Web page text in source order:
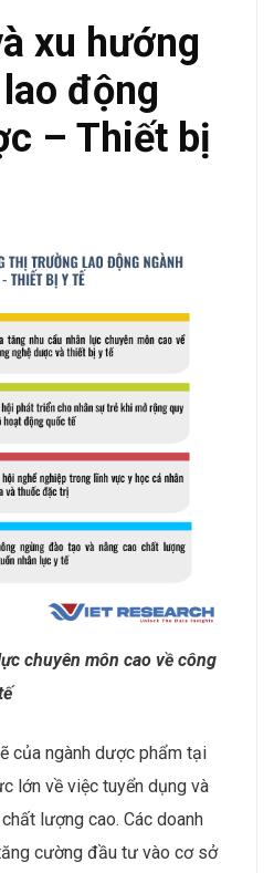
xu hướng
động
– Thiết bị
chuyên môn cao về công
của ngành dược phẩm tại
lớn về việc tuyển dụng và
lượng cao. Các doanh
cường đầu tư vào cơ sở